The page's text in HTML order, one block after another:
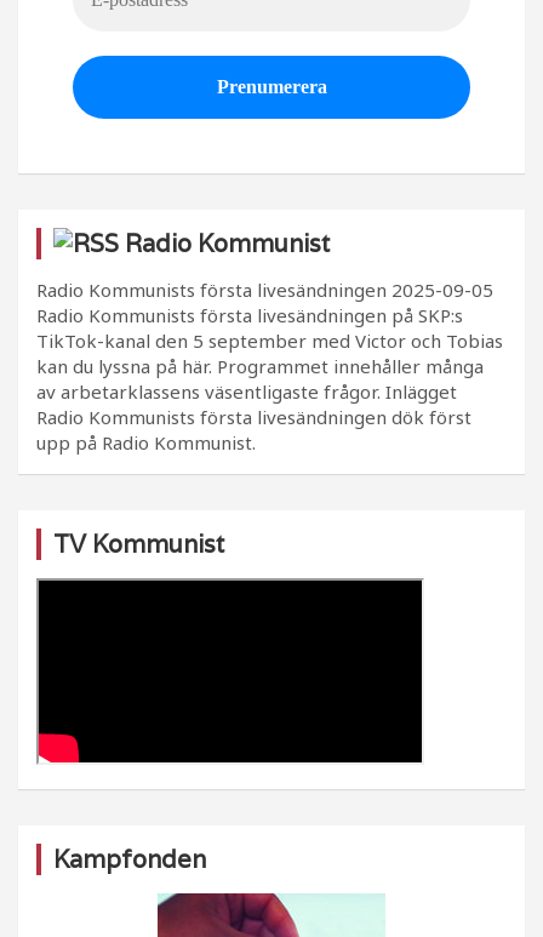
Radio Kommunist
Radio Kommunists första livesändningen 2025-09-05
Radio Kommunists första livesändningen på SKP:s
TikTok-kanal den 5 september med Victor och Tobias
kan du lyssna på här. Programmet innehåller många
av arbetarklassens väsentligaste frågor. Inlägget
Radio Kommunists första livesändningen dök först
upp på Radio Kommunist.
TV Kommunist
Kampfonden